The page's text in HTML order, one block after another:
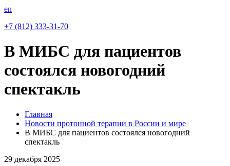
en
+7 (812) 333-31-70
В МИБС для пациентов
состоялся новогодний
спектакль
Главная
Новости протонной терапии в России и мире
В МИБС для пациентов состоялся новогодний
спектакль
29 декабря 2025